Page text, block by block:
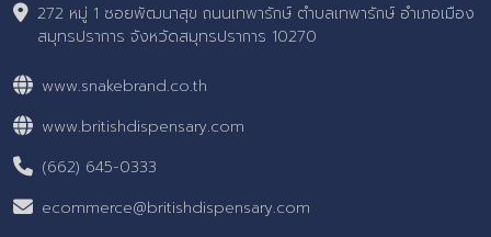
272 หมู่ 1 ซอยพัฒนาสุข ถนนเทพารักษ์ ตำบลเทพารักษ์ อำเภอเมือง
สมุทรปราการ จังหวัดสมุทรปราการ 10270
www.snakebrand.co.th
www.britishdispensary.com
(662) 645-0333
ecommerce@britishdispensary.com